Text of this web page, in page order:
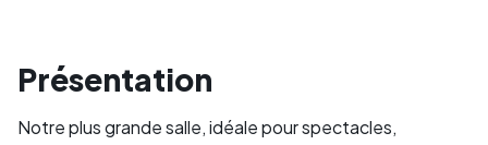
Présentation
Notre plus grande salle, idéale pour spectacles,